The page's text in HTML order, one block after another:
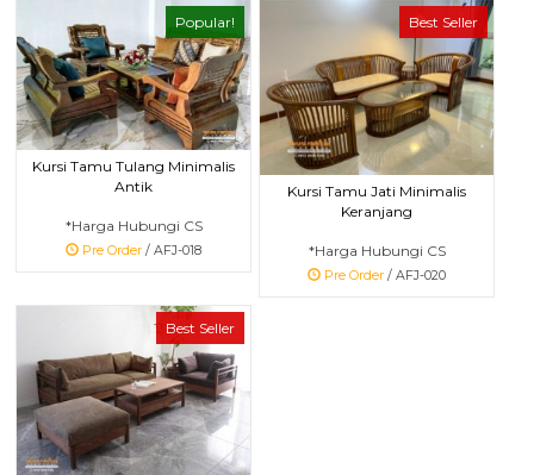
Popular!
Kursi Tamu Tulang Minimalis
Antik
*Harga Hubungi CS
Pre Order / AFJ-018
Best Seller
Kursi Tamu Jati Minimalis
Keranjang
*Harga Hubungi CS
Pre Order / AFJ-020
Best Seller